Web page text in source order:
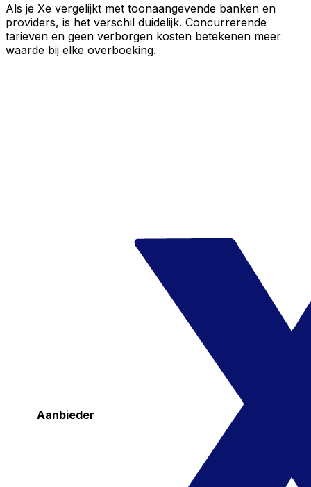
Als je Xe vergelijkt met toonaangevende banken en
providers, is het verschil duidelijk. Concurrerende
tarieven en geen verborgen kosten betekenen meer
waarde bij elke overboeking.
Aanbieder